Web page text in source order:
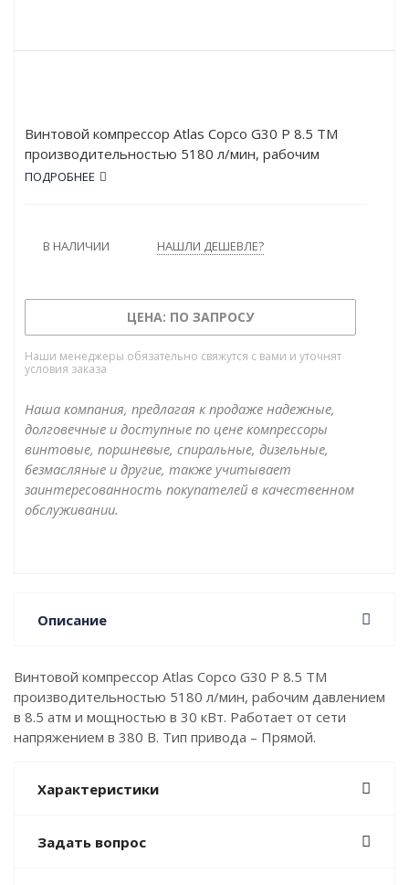
Винтовой компрессор Atlas Copco G30 P 8.5 TM
производительностью 5180 л/мин, рабочим
давлением в 8.5 атм и мощностью в 30 кВт.
ПОДРОБНЕЕ
В НАЛИЧИИ НАШЛИ ДЕШЕВЛЕ?
ЦЕНА: ПО ЗАПРОСУ
Наши менеджеры обязательно свяжутся с вами и уточнят
условия заказа
Наша компания, предлагая к продаже надежные,
долговечные и доступные по цене компрессоры
винтовые, поршневые, спиральные, дизельные,
безмасляные и другие, также учитывает
заинтересованность покупателей в качественном
обслуживании.
Описание
Винтовой компрессор Atlas Copco G30 P 8.5 TM
производительностью 5180 л/мин, рабочим давлением
в 8.5 атм и мощностью в 30 кВт. Работает от сети
напряжением в 380 В. Тип привода – Прямой.
Характеристики
Задать вопрос